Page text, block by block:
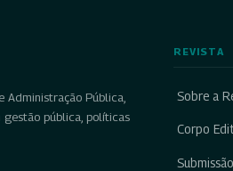
Administração Pública,
pública, políticas
REVISTA
Sobre a
Corpo
Submissão